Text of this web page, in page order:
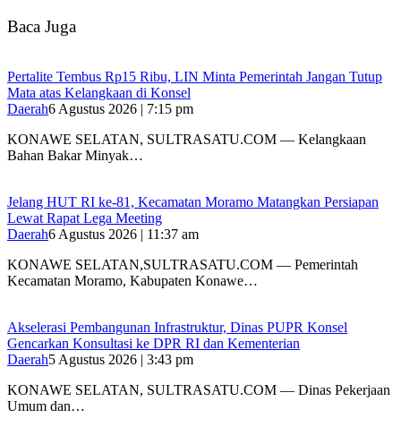
Baca Juga
‎Pertalite Tembus Rp15 Ribu, LIN Minta Pemerintah Jangan Tutup
Mata atas Kelangkaan di Konsel
Daerah6 Agustus 2026 | 7:15 pm
‎KONAWE SELATAN, SULTRASATU.COM — Kelangkaan
Bahan Bakar Minyak…
‎Jelang HUT RI ke-81, Kecamatan Moramo Matangkan Persiapan
Lewat Rapat Lega Meeting
Daerah6 Agustus 2026 | 11:37 am
KONAWE SELATAN,SULTRASATU.COM — Pemerintah
Kecamatan Moramo, Kabupaten Konawe…
Akselerasi Pembangunan Infrastruktur, Dinas PUPR Konsel
Gencarkan Konsultasi ke DPR RI dan Kementerian
Daerah5 Agustus 2026 | 3:43 pm
KONAWE SELATAN, SULTRASATU.COM — Dinas Pekerjaan
Umum dan…